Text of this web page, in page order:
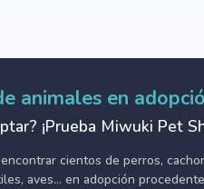
animales en
¡Prueba Miwuki Pet
cientos de perros,
aves... en adopción